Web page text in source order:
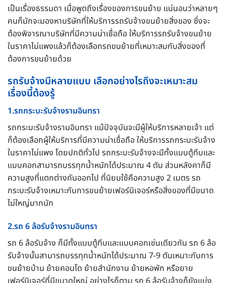
เป็นเรื่องธรรมดา เมื่อพูดถึงเรื่องของการขนย้าย แน่นอนว่าหลายๆ
คนก็มักจะมองหาบริษัทที่ให้บริการรถรับจ้างขนย้ายสิ่งของ ซึ่งจะ
ต้องพิจารณาบริษัทที่มีความน่าเชื่อถือ ให้บริการรถรับจ้างขนย้าย
ในราคาไม่แพงแล้วก็ต้องเลือกรถขนย้ายที่เหมาะสมกับสิ่งของที่
ต้องการขนย้ายด้วย
รถรับจ้างมีหลายแบบ เลือกอย่างไรถึงจะเหมาะสม
เรื่องนี้ต้องรู้
1.รถกระบะรับจ้างรามอินทรา
รถกระบะรับจ้างรามอินทรา แม้ปัจจุบันจะมีผู้ให้บริการหลายเจ้า แต่
ก็ต้องเลือกผู้ให้บริการที่มีความน่าเชื่อถือ ให้บริการรถกระบะรับจ้าง
ในราคาไม่แพง โดยปกติทั่วไป รถกระบะรับจ้างจะมีทั้งแบบตู้ทึบและ
แบบคอกสามารถบรรทุกน้ำหนักได้ประมาณ 4 ตัน ส่วนหลังคาก็มี
ความสูงที่แตกต่างกันออกไป ที่นิยมใช้คือความสูง 2 เมตร รถ
กระบะรับจ้างเหมาะกับการขนย้ายเฟอร์นิเจอร์หรือสิ่งของที่มีขนาด
ไม่ใหญ่มากนัก
2.รถ 6 ล้อรับจ้างรามอินทรา
รถ 6 ล้อรับจ้าง ก็มีทั้งแบบตู้ทึบและแบบคอกเช่นเดียวกัน รถ 6 ล้อ
รับจ้างนั้นสามารถบรรทุกน้ำหนักได้ประมาณ 7-9 ตันเหมาะกับการ
ขนย้ายบ้าน ย้ายคอนโด ย้ายสำนักงาน ย้ายหอพัก หรือยาย